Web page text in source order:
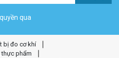
qua
bị đo cơ khí
phẩm